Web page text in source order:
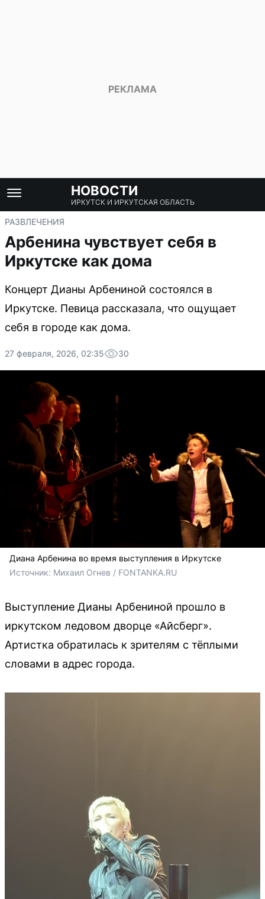
НОВОСТИ
ИРКУТСК И ИРКУТСКАЯ ОБЛАСТЬ
РАЗВЛЕЧЕНИЯ
Арбенина чувствует себя в
Иркутске как дома
Концерт Дианы Арбениной состоялся в
Иркутске. Певица рассказала, что ощущает
себя в городе как дома.
27 февраля, 2026, 02:35 30
Диана Арбенина во время выступления в Иркутске
Источник: Михаил Огнев / FONTANKA.RU
Выступление Дианы Арбениной прошло в
иркутском ледовом дворце «Айсберг».
Артистка обратилась к зрителям с тёплыми
словами в адрес города.